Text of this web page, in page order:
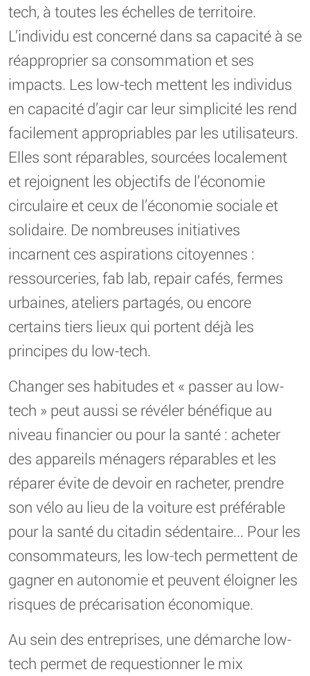
tech, à toutes les échelles de territoire.
L’individu est concerné dans sa capacité à se
réapproprier sa consommation et ses
impacts. Les low-tech mettent les individus
en capacité d’agir car leur simplicité les rend
facilement appropriables par les utilisateurs.
Elles sont réparables, sourcées localement
et rejoignent les objectifs de l’économie
circulaire et ceux de l’économie sociale et
solidaire. De nombreuses initiatives
incarnent ces aspirations citoyennes :
ressourceries, fab lab, repair cafés, fermes
urbaines, ateliers partagés, ou encore
certains tiers lieux qui portent déjà les
principes du low-tech.
Changer ses habitudes et « passer au low-
tech » peut aussi se révéler bénéfique au
niveau financier ou pour la santé : acheter
des appareils ménagers réparables et les
réparer évite de devoir en racheter, prendre
son vélo au lieu de la voiture est préférable
pour la santé du citadin sédentaire... Pour les
consommateurs, les low-tech permettent de
gagner en autonomie et peuvent éloigner les
risques de précarisation économique.
Au sein des entreprises, une démarche low-
tech permet de requestionner le mix